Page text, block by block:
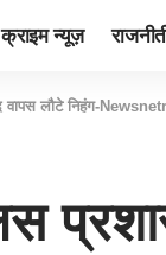
क्राइम न्यूज़
वापस लौटे निहंग-